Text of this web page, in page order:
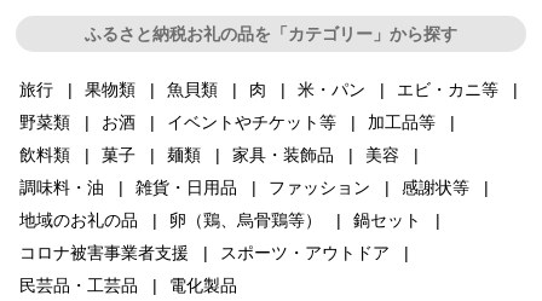
ふるさと納税お礼の品を「カテゴリー」から探す
旅行 果物類 魚貝類 肉 米・パン
エビ・カニ等
野菜類
お酒 イベントやチケット等
加工品等
飲料類
菓子 麺類 家具・装飾品
美容
調味料・油
雑貨・日用品 ファッション
感謝状等
地域のお礼の品
卵（鶏、烏骨鶏等）
鍋セット
コロナ被害事業者支援
スポーツ・アウトドア
民芸品・工芸品
電化製品